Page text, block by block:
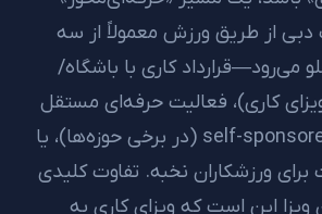
ورزش معمولاً از سه
کاری با باشگاه/
فعالیت حرفه‌ای مستقل
در چارچوب‌های self-sponsored (در برخی حوزه‌ها)، یا
نخبه. تفاوت کلیدی
است که ویزای کاری به